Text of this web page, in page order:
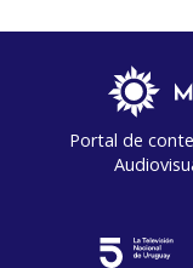
Portal de